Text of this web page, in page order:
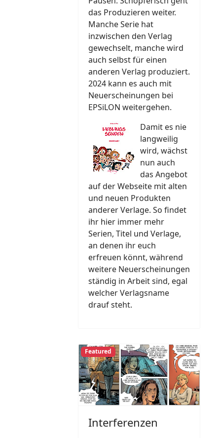
das Produzieren weiter.
Manche Serie hat
inzwischen den Verlag
gewechselt, manche wird
auch selbst für einen
anderen Verlag produziert.
2024 kann es auch mit
Neuerscheinungen bei
EPSiLON weitergehen.
Damit es nie
langweilig
wird, wächst
nun auch
das Angebot
auf der Webseite mit alten
und neuen Produkten
anderer Verlage. So findet
ihr hier immer mehr
Serien, Titel und Verlage,
an denen ihr euch
erfreuen könnt, während
weitere Neuerscheinungen
ständig in Arbeit sind, egal
welcher Verlagsname
drauf steht.
Featured
Interferenzen